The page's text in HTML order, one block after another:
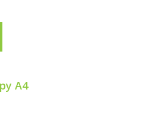
A4